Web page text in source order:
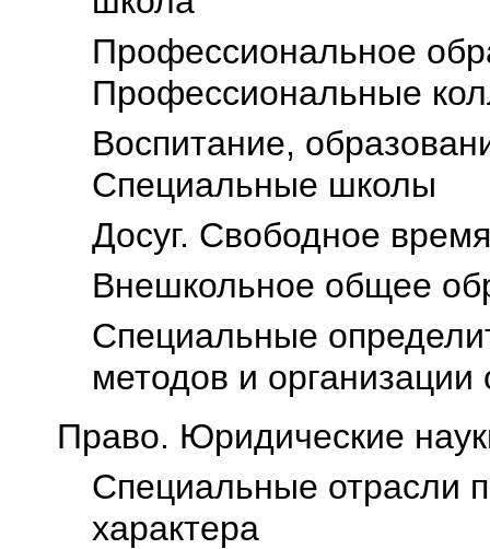
Профессиональное
Профессиональные
Воспитание,
Специальные школы
Досуг. Свободное
Внешкольное общее
Специальные
методов и организации
Право. Юридические
Специальные отрасли
характера